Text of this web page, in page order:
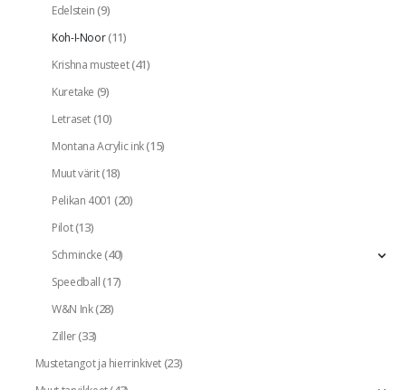
Edelstein(9)
Koh-I-Noor(11)
Krishna musteet(41)
Kuretake (9)
Letraset(10)
Montana Acrylic ink(15)
Muut värit(18)
Pelikan 4001 (20)
Pilot(13)
Schmincke(40)
Speedball(17)
W&N Ink(28)
Ziller(33)
Mustetangot ja hierrinkivet(23)